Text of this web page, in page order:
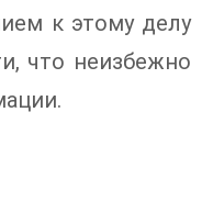
к этому делу
что неизбежно